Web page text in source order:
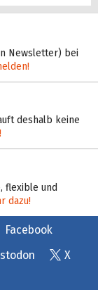
Newsletter) bei
deshalb keine
flexible und
dazu!
Facebook
X